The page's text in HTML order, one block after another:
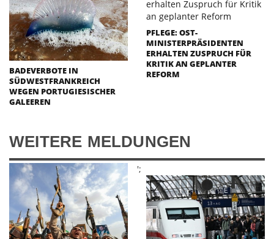
BADEVERBOTE IN
SÜDWESTFRANKREICH
WEGEN PORTUGIESISCHER
GALEEREN
PFLEGE: OST-
MINISTERPRÄSIDENTEN
ERHALTEN ZUSPRUCH FÜR
KRITIK AN GEPLANTER
REFORM
WEITERE MELDUNGEN
';